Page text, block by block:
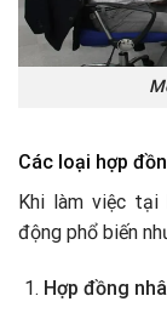
Các loại hợp
Khi làm việc
động phổ biến
Hợp đồng